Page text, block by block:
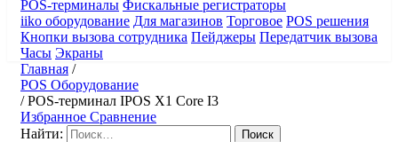
POS-терминалы Фискальные регистраторы
iiko оборудование Для магазинов Торговое POS решения
Кнопки вызова сотрудника Пейджеры Передатчик вызова
Часы Экраны
Главная /
POS Оборудование
/POS-терминал IPOS X1 Core I3
Избранное Сравнение
Найти: